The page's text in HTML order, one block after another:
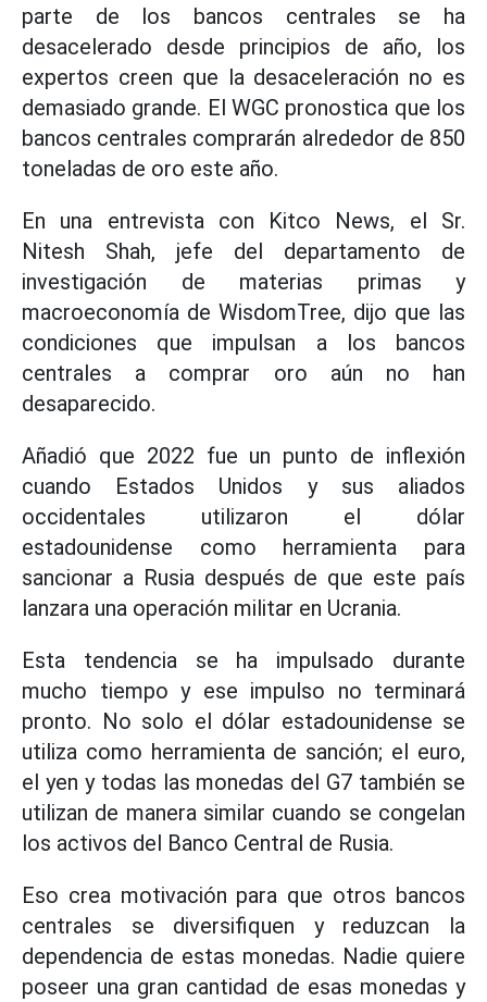
parte de los bancos centrales se ha
desacelerado desde principios de año, los
expertos creen que la desaceleración no es
demasiado grande. El WGC pronostica que los
bancos centrales comprarán alrededor de 850
toneladas de oro este año.
En una entrevista con Kitco News, el Sr.
Nitesh Shah, jefe del departamento de
investigación de materias primas y
macroeconomía de WisdomTree, dijo que las
condiciones que impulsan a los bancos
centrales a comprar oro aún no han
desaparecido.
Añadió que 2022 fue un punto de inflexión
cuando Estados Unidos y sus aliados
occidentales utilizaron el dólar
estadounidense como herramienta para
sancionar a Rusia después de que este país
lanzara una operación militar en Ucrania.
Esta tendencia se ha impulsado durante
mucho tiempo y ese impulso no terminará
pronto. No solo el dólar estadounidense se
utiliza como herramienta de sanción; el euro,
el yen y todas las monedas del G7 también se
utilizan de manera similar cuando se congelan
los activos del Banco Central de Rusia.
Eso crea motivación para que otros bancos
centrales se diversifiquen y reduzcan la
dependencia de estas monedas. Nadie quiere
poseer una gran cantidad de esas monedas y